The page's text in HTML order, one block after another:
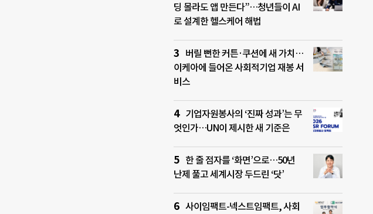
딩 몰라도 앱 만든다”…청년들이 AI
로 설계한 헬스케어 해법
버릴 뻔한 커튼·쿠션에 새 가치…
이케아에 들어온 사회적기업 재봉 서
비스
기업자원봉사의 ‘진짜 성과’는 무
엇인가…UN이 제시한 새 기준은
한 줄 점자를 ‘화면’으로…50년
난제 풀고 세계시장 두드린 ‘닷’
사이임팩트-넥스트임팩트, 사회